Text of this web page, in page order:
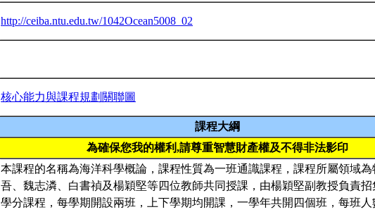
http://ceiba.ntu.edu.tw/1042Ocean5008_02
核心能力與課程規劃關聯圖
課程大綱
為確保您我的權利,請尊重智慧財產權及不得非法影印
本課程的名稱為海洋科學概論，課程性質為一班通識課程，課程所屬領域
吾、魏志潾、白書禎及楊穎堅等四位教師共同授課，由楊穎堅副教授負責
學分課程，每學期開設兩班，上下學期均開課，一學年共開四個班，每班